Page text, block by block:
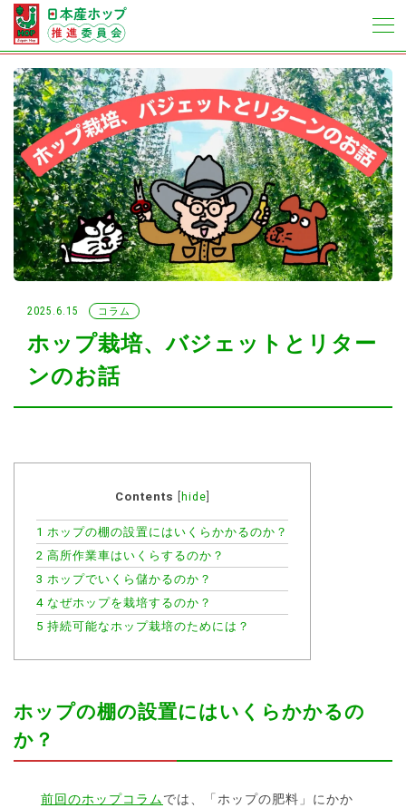
2025.6.15 コラム
ホップ栽培、バジェットとリター
ンのお話
Contents hide
1 ホップの棚の設置にはいくらかかるのか？
2 高所作業車はいくらするのか？
3 ホップでいくら儲かるのか？
4 なぜホップを栽培するのか？
5 持続可能なホップ栽培のためには？
ホップの棚の設置にはいくらかかるの
か？
前回のホップコラムでは、「ホップの肥料」にかか